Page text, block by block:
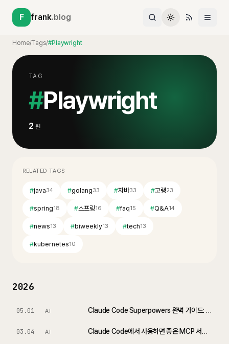
F frank.blog
Home/Tags/#Playwright
TAG
#Playwright
2 편
RELATED TAGS
#java34 #golang33 #자바33 #고랭23
#spring18 #스프링16 #faq15 #Q&A14
#news13 #biweekly13 #tech13
#kubernetes10
2026
05.01 AI Claude Code Superpowers 완벽 가이드: brainstorm부터 PR까지
03.04 AI Claude Code에서 사용하면 좋은 MCP 서버 추천 가이드